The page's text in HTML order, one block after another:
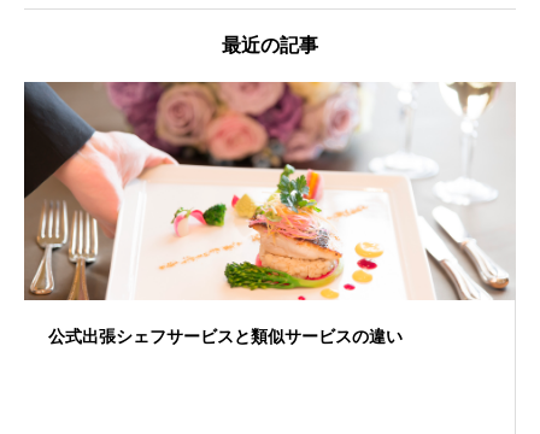
最近の記事
公式出張シェフサービスと類似サービスの違い